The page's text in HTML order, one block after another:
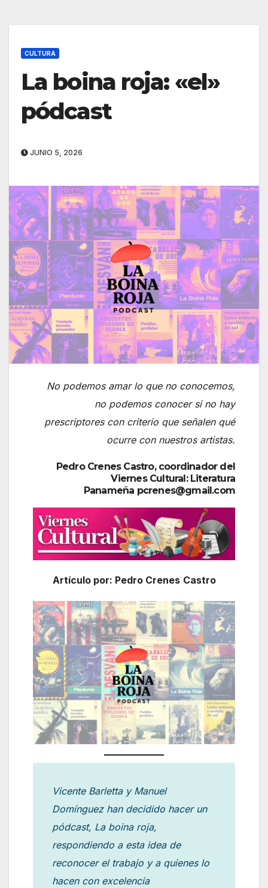
CULTURA
La boina roja: «el»
pódcast
JUNIO 5, 2026
No podemos amar lo que no conocemos,
no podemos conocer si no hay
prescriptores con criterio que señalen qué
ocurre con nuestros artistas.
Pedro Crenes Castro, coordinador del
Viernes Cultural: Literatura
Panameña pcrenes@gmail.com
Artículo por: Pedro Crenes Castro
Vicente Barletta y Manuel
Domínguez han decidido hacer un
pódcast, La boina roja,
respondiendo a esta idea de
reconocerel trabajo y a quienes lo
hacen con excelencia